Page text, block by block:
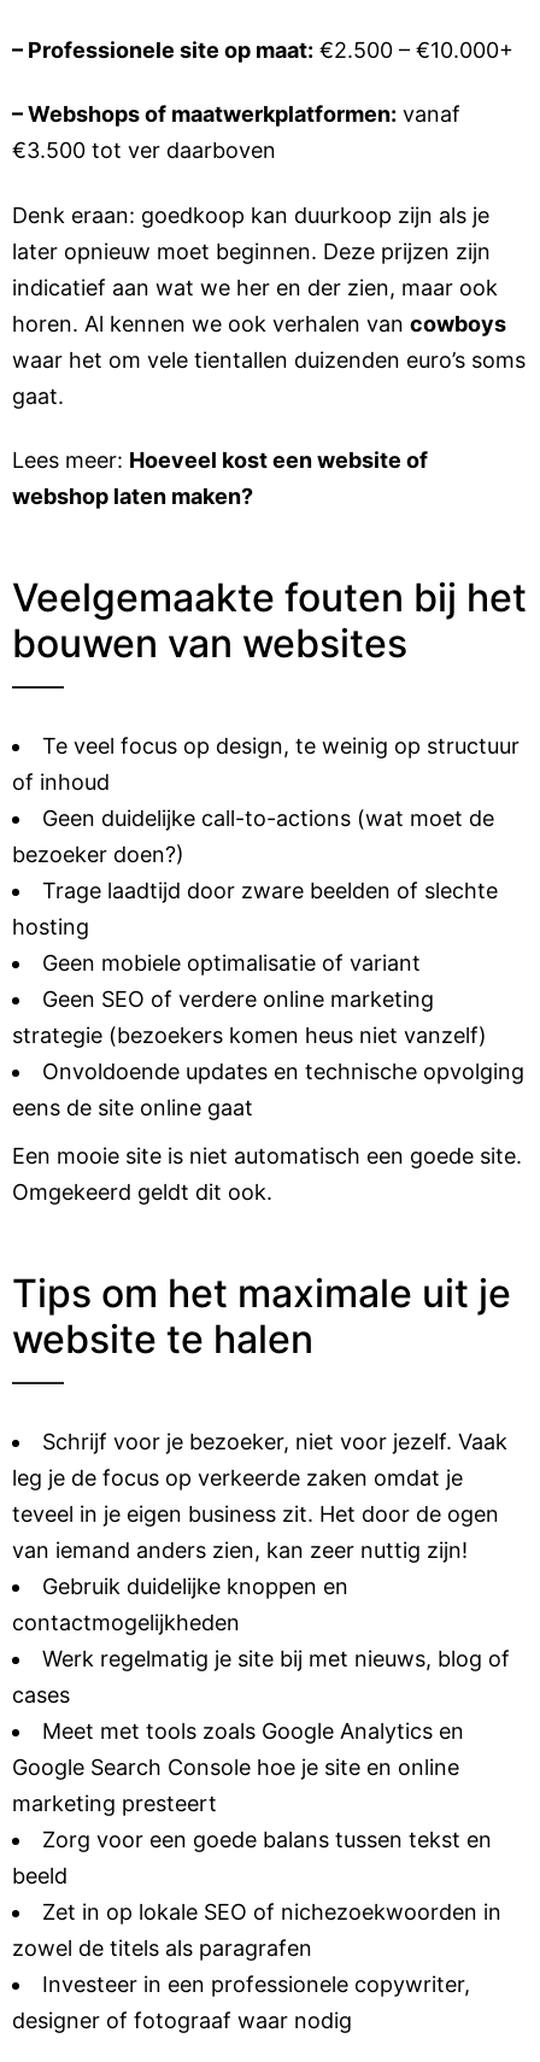
– Professionele site op maat: €2.500 – €10.000+
– Webshops of maatwerkplatformen: vanaf
€3.500 tot ver daarboven
Denk eraan: goedkoop kan duurkoop zijn als je
later opnieuw moet beginnen. Deze prijzen zijn
indicatief aan wat we her en der zien, maar ook
horen. Al kennen we ook verhalen van cowboys
waar het om vele tientallen duizenden euro’s soms
gaat.
Lees meer: Hoeveel kost een website of
webshop laten maken?
Veelgemaakte fouten bij het
bouwen van websites
Te veel focus op design, te weinig op structuur
of inhoud
Geen duidelijke call-to-actions (wat moet de
bezoeker doen?)
Trage laadtijd door zware beelden of slechte
hosting
Geen mobiele optimalisatie of variant
Geen SEO of verdere online marketing
strategie (bezoekers komen heus niet vanzelf)
Onvoldoende updates en technische opvolging
eens de site online gaat
Een mooie site is niet automatisch een goede site.
Omgekeerd geldt dit ook.
Tips om het maximale uit je
website te halen
Schrijf voor je bezoeker, niet voor jezelf. Vaak
leg je de focus op verkeerde zaken omdat je
teveel in je eigen business zit. Het door de ogen
van iemand anders zien, kan zeer nuttig zijn!
Gebruik duidelijke knoppen en
contactmogelijkheden
Werk regelmatig je site bij met nieuws, blog of
cases
Meet met tools zoals Google Analytics en
Google Search Console hoe je site en online
marketing presteert
Zorg voor een goede balans tussen tekst en
beeld
Zet in op lokale SEO of nichezoekwoorden in
zowel de titels als paragrafen
Investeer in een professionele copywriter,
designer of fotograaf waar nodig